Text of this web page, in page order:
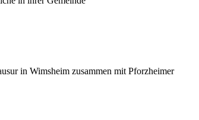
in Wimsheim zusammen mit Pforzheimer